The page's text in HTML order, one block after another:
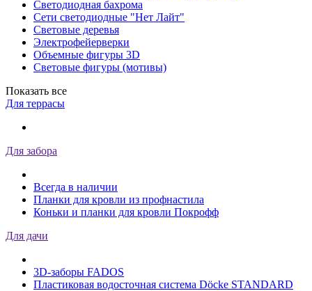
Светодиодная бахрома
Сети светодиодные "Нет Лайт"
Световые деревья
Электрофейерверки
Объемные фигуры 3D
Световые фигуры (мотивы)
Показать все
Для террасы
Для забора
Всегда в наличии
Планки для кровли из профнастила
Коньки и планки для кровли Покрофф
Для дачи
3D-заборы FADOS
Пластиковая водосточная система Döcke STANDARD